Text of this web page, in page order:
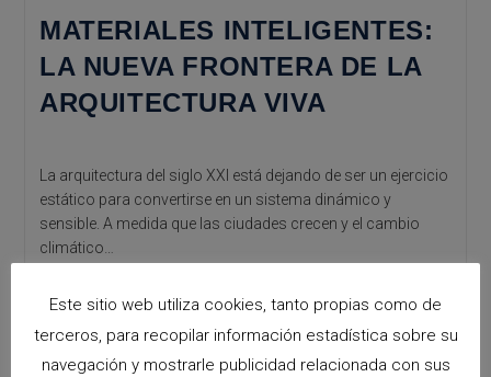
MATERIALES INTELIGENTES:
LA NUEVA FRONTERA DE LA
ARQUITECTURA VIVA
La arquitectura del siglo XXI está dejando de ser un ejercicio
estático para convertirse en un sistema dinámico y
sensible. A medida que las ciudades crecen y el cambio
climático…
Continuar Leyendo
Materiales
Inteligentes:
La
Nueva
Frontera
Este sitio web utiliza cookies, tanto propias como de
terceros, para recopilar información estadística sobre su
navegación y mostrarle publicidad relacionada con sus